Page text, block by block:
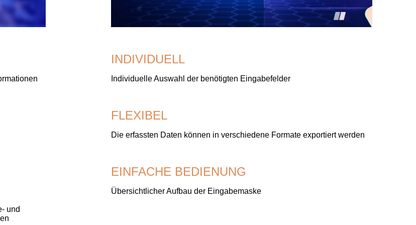
und
INDIVIDUELL
Individuelle Auswahl der benötigten Eingabefelder
FLEXIBEL
Die erfassten Daten können in verschiedene Formate exportiert werden
EINFACHE BEDIENUNG
Übersichtlicher Aufbau der Eingabemaske